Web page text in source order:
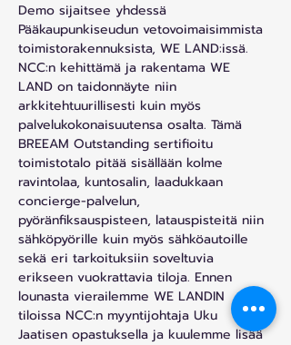
Demo sijaitsee yhdessä
Pääkaupunkiseudun vetovoimaisimmista
toimistorakennuksista, WE LAND:issä.
NCC:n kehittämä ja rakentama WE
LAND on taidonnäyte niin
arkkitehtuurillisesti kuin myös
palvelukokonaisuutensa osalta. Tämä
BREEAM Outstanding sertifioitu
toimistotalo pitää sisällään kolme
ravintolaa, kuntosalin, laadukkaan
concierge-palvelun,
pyöränfiksauspisteen, latauspisteitä niin
sähköpyörille kuin myös sähköautoille
sekä eri tarkoituksiin soveltuvia
erikseen vuokrattavia tiloja. Ennen
lounasta vierailemme WE LANDIN
tiloissa NCC:n myyntijohtaja Uku
Jaatisen opastuksella ja kuulemme lisää